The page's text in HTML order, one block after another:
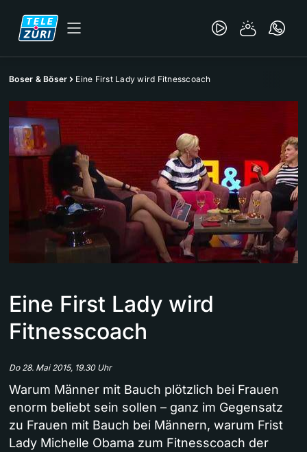
Boser & Böser Eine First Lady wird Fitnesscoach
Eine First Lady wird
Fitnesscoach
Do 28. Mai 2015, 19.30 Uhr
Warum Männer mit Bauch plötzlich bei Frauen
enorm beliebt sein sollen – ganz im Gegensatz
zu Frauen mit Bauch bei Männern, warum Frist
Lady Michelle Obama zum Fitnesscoach der